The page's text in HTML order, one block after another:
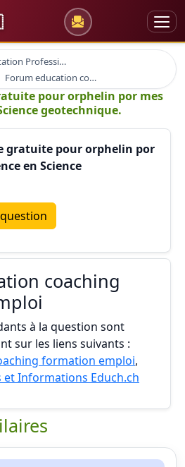
Orientation Professionnelle
Forum education coaching formation emploi
pour orphelin por mes
geotechnique.
gratuite pour orphelin por
en Science
coaching
à la question sont
sur les liens suivants :
formation emploi,
et Informations Educh.ch